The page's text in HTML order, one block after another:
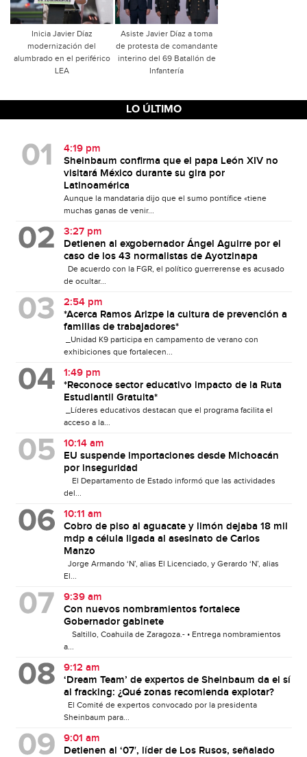
Inicia Javier Díaz
modernización del
alumbrado en el periférico
LEA
Asiste Javier Díaz a toma
de protesta de comandante
interino del 69 Batallón de
Infantería
LO ÚLTIMO
4:19 pm
Sheinbaum confirma que el papa León XIV no
visitará México durante su gira por
Latinoamérica
Aunque la mandataria dijo que el sumo pontífice «tiene
muchas ganas de venir...
3:27 pm
Detienen al exgobernador Ángel Aguirre por el
caso de los 43 normalistas de Ayotzinapa
De acuerdo con la FGR, el político guerrerense es acusado
de ocultar...
2:54 pm
*Acerca Ramos Arizpe la cultura de prevención a
familias de trabajadores*
_Unidad K9 participa en campamento de verano con
exhibiciones que fortalecen...
1:49 pm
*Reconoce sector educativo impacto de la Ruta
Estudiantil Gratuita*
_Líderes educativos destacan que el programa facilita el
acceso a la...
10:14 am
EU suspende importaciones desde Michoacán
por inseguridad
El Departamento de Estado informó que las actividades
del...
10:11 am
Cobro de piso al aguacate y limón dejaba 18 mil
mdp a célula ligada al asesinato de Carlos
Manzo
Jorge Armando ‘N’, alias El Licenciado, y Gerardo ‘N’, alias
El...
9:39 am
Con nuevos nombramientos fortalece
Gobernador gabinete
Saltillo, Coahuila de Zaragoza.- • Entrega nombramientos
a...
9:12 am
‘Dream Team’ de expertos de Sheinbaum da el sí
al fracking: ¿Qué zonas recomienda explotar?
El Comité de expertos convocado por la presidenta
Sheinbaum para...
9:01 am
Detienen al ‘07′, líder de Los Rusos, señalado